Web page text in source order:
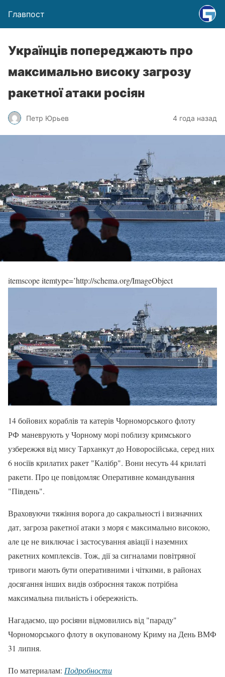
Главпост
Українців попереджають про
максимально високу загрозу
ракетної атаки росіян
Петр Юрьев 4 года назад
itemscope itemtype=’http://schema.org/ImageObject
14 бойових кораблів та катерів Чорноморського флоту
РФ маневрують у Чорному морі поблизу кримського
узбережжя від мису Тарханкут до Новоросійська, серед них
6 носіїв крилатих ракет "Калібр". Вони несуть 44 крилаті
ракети. Про це повідомляє Оперативне командування
"Південь".
Враховуючи тяжіння ворога до сакральності і визначних
дат, загроза ракетної атаки з моря є максимально високою,
але це не виключає і застосування авіації і наземних
ракетних комплексів. Тож, дії за сигналами повітряної
тривоги мають бути оперативними і чіткими, в районах
досягання інших видів озброєння також потрібна
максимальна пильність і обережність.
Нагадаємо, що росіяни відмовились від "параду"
Чорноморського флоту в окупованому Криму на День ВМФ
31 липня.
По материалам: Подробности